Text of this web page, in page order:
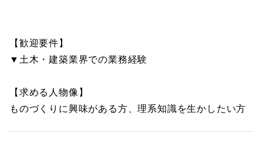
【歓迎要件】
▼土木・建築業界での業務経験
【求める人物像】
ものづくりに興味がある方、理系知識を生かしたい方